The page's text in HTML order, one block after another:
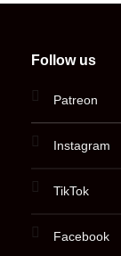
Follow us
Patreon
Instagram
TikTok
Facebook